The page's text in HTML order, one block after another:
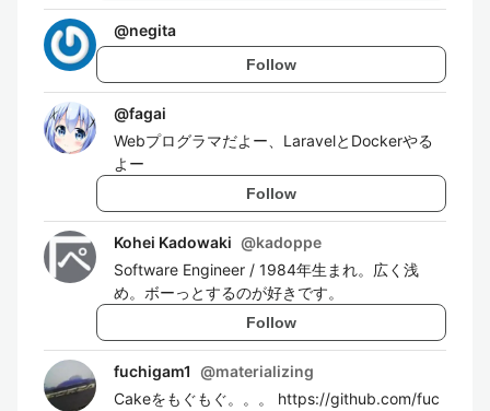
@negita
Follow
@fagai
Webプログラマだよー、LaravelとDockerやる
よー
Follow
Kohei Kadowaki @kadoppe
Software Engineer / 1984年生まれ。広く浅
め。ボーっとするのが好きです。
Follow
fuchigam1 @materializing
Cakeをもぐもぐ。。。 https://github.com/fuc